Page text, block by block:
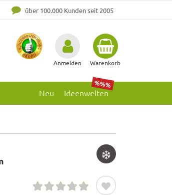
über 100.000 Kunden seit 2005
Anmelden Warenkorb
Ideenwelten
%%%
Neu